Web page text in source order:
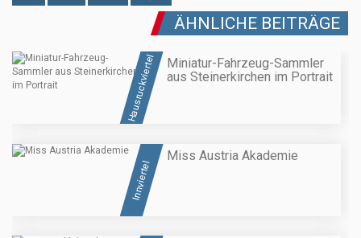
ÄHNLICHE BEITRÄGE
Hausruckviertel
Miniatur-Fahrzeug-Sammler
aus Steinerkirchen im Portrait
Innviertel
Miss Austria Akademie